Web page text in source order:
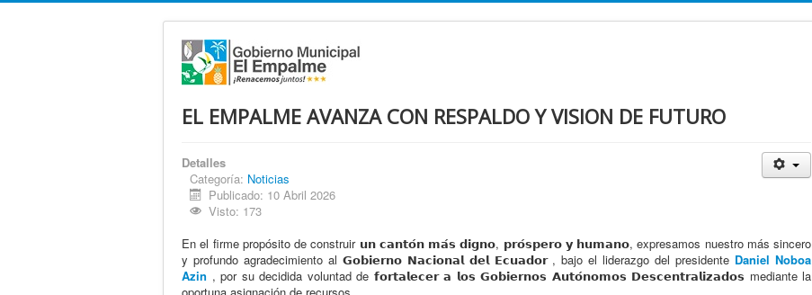
EL EMPALME AVANZA CON RESPALDO Y VISION DE FUTURO
Detalles
Categoría: Noticias
Publicado: 10 Abril 2026
Visto: 173
En el firme propósito de construir 𝘂𝗻 𝗰𝗮𝗻𝘁𝗼́𝗻 𝗺𝗮́𝘀 𝗱𝗶𝗴𝗻𝗼, 𝗽𝗿𝗼́𝘀𝗽𝗲𝗿𝗼 𝘆 𝗵𝘂𝗺𝗮𝗻𝗼, expresamos nuestro más sincero
y profundo agradecimiento al 𝗚𝗼𝗯𝗶𝗲𝗿𝗻𝗼 𝗡𝗮𝗰𝗶𝗼𝗻𝗮𝗹 𝗱𝗲𝗹 𝗘𝗰𝘂𝗮𝗱𝗼𝗿 , bajo el liderazgo del presidente Daniel Noboa
Azin , por su decidida voluntad de 𝗳𝗼𝗿𝘁𝗮𝗹𝗲𝗰𝗲𝗿 𝗮 𝗹𝗼𝘀 𝗚𝗼𝗯𝗶𝗲𝗿𝗻𝗼𝘀 𝗔𝘂𝘁𝗼́𝗻𝗼𝗺𝗼𝘀 𝗗𝗲𝘀𝗰𝗲𝗻𝘁𝗿𝗮𝗹𝗶𝘇𝗮𝗱𝗼𝘀 mediante la